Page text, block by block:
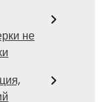
не